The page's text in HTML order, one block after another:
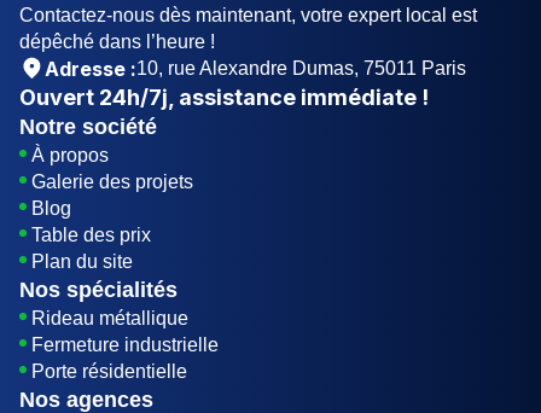
Contactez-nous dès maintenant, votre expert local est
dépêché dans l’heure !
Adresse :10, rue Alexandre Dumas, 75011 Paris
Ouvert 24h/7j , assistance immédiate !
Notre société
À propos
Galerie des projets
Blog
Table des prix
Plan du site
Nos spécialités
Rideau métallique
Fermeture industrielle
Porte résidentielle
Nos agences